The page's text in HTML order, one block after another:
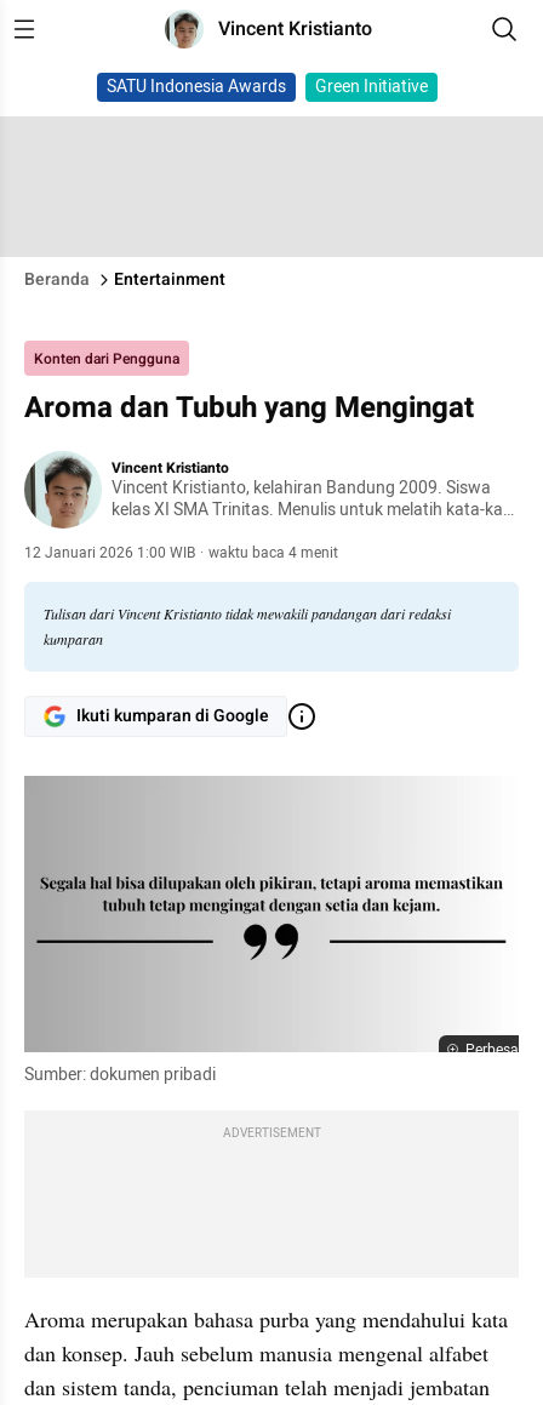
Vincent Kristianto
SATU Indonesia Awards Green Initiative
Beranda Entertainment
Konten dari Pengguna
Aroma dan Tubuh yang Mengingat
Vincent Kristianto
Vincent Kristianto, kelahiran Bandung 2009. Siswa
kelas XI SMA Trinitas. Menulis untuk melatih kata-kata
12 Januari 2026 1:00 WIB · waktu baca 4 menit
Tulisan dari Vincent Kristianto tidak mewakili pandangan dari redaksi
kumparan
Ikuti kumparan di Google
Perbesar
Sumber: dokumen pribadi
ADVERTISEMENT
Aroma merupakan bahasa purba yang mendahului kata
dan konsep. Jauh sebelum manusia mengenal alfabet
dan sistem tanda, penciuman telah menjadi jembatan